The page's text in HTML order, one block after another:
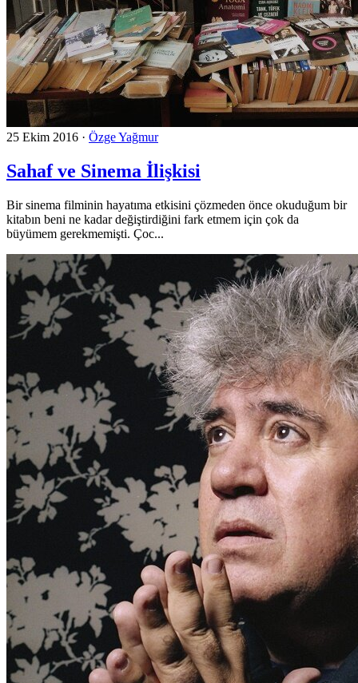
25 Ekim 2016 · Özge Yağmur
Sahaf ve Sinema İlişkisi
Bir sinema filminin hayatıma etkisini çözmeden önce okuduğum bir
kitabın beni ne kadar değiştirdiğini fark etmem için çok da
büyümem gerekmemişti. Çoc...